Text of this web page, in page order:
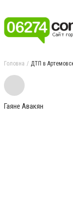
Головна ДТП в
Гаяне Авакян